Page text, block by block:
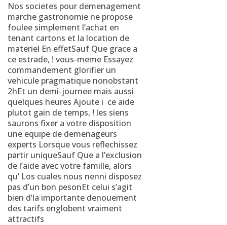
Nos societes pour demenagement
marche gastronomie ne propose
foulee simplement l’achat en
tenant cartons et la location de
materiel En effetSauf Que grace a
ce estrade, ! vous-meme Essayez
commandement glorifier un
vehicule pragmatique nonobstant
2hEt un demi-journee mais aussi
quelques heures Ajoute i ce aide
plutot gain de temps, ! les siens
saurons fixer a votre disposition
une equipe de demenageurs
experts Lorsque vous reflechissez
partir uniqueSauf Que a l’exclusion
de l’aide avec votre famille, alors
qu’ Los cuales nous nenni disposez
pas d’un bon pesonEt celui s’agit
bien d’la importante denouement
des tarifs englobent vraiment
attractifs